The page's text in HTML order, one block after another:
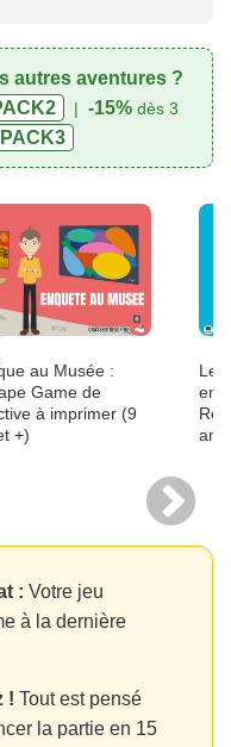
autres aventures ?
| -15%dès 3
PACK3
au Musée :
Game de
à imprimer (9
+)
Le
ans)
: Votre jeu
à la dernière
! Tout est pensé
la partie en 15